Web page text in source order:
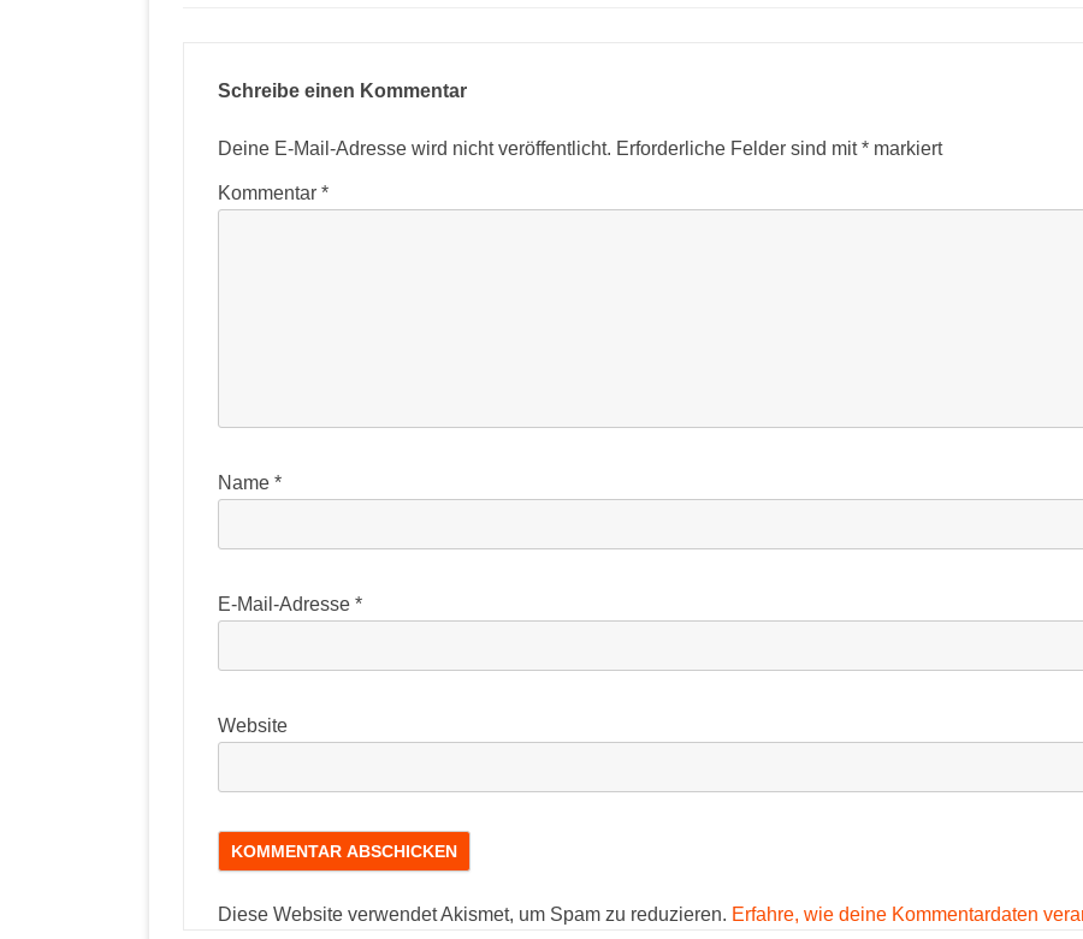
Schreibe einen Kommentar
Deine E-Mail-Adresse wird nicht veröffentlicht. Erforderliche Felder sind mit* markiert
Kommentar *
Name *
E-Mail-Adresse *
Website
Diese Website verwendet Akismet, um Spam zu reduzieren. Erfahre, wie deine Kommentardaten